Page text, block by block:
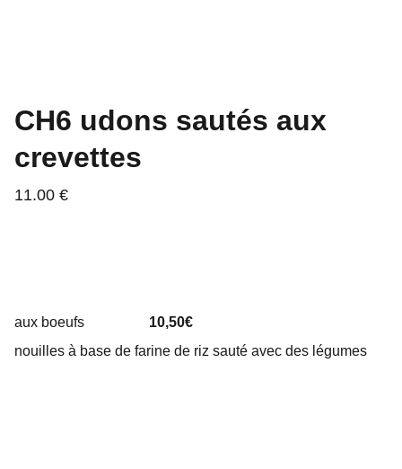
CH6 udons sautés aux
crevettes
11.00 €
aux boeufs 10,50€
nouilles à base de farine de riz sauté avec des légumes